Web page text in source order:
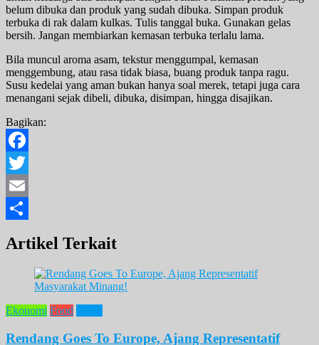
belum dibuka dan produk yang sudah dibuka. Simpan produk
terbuka di rak dalam kulkas. Tulis tanggal buka. Gunakan gelas
bersih. Jangan membiarkan kemasan terbuka terlalu lama.
Bila muncul aroma asam, tekstur menggumpal, kemasan
menggembung, atau rasa tidak biasa, buang produk tanpa ragu.
Susu kedelai yang aman bukan hanya soal merek, tetapi juga cara
menangani sejak dibeli, dibuka, disimpan, hingga disajikan.
Bagikan:
Facebook
Twitter
Email
Artikel Terkait
Ekonomi Food
Rendang Goes To Europe, Ajang Representatif